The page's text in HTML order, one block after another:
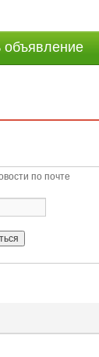
объявление
по почте